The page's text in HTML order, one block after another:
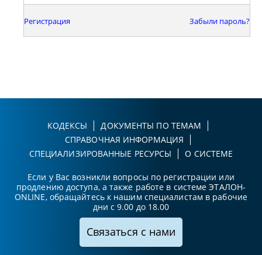
Регистрация Забыли пароль?
КОДЕКСЫ
ДОКУМЕНТЫ ПО ТЕМАМ
СПРАВОЧНАЯ ИНФОРМАЦИЯ
СПЕЦИАЛИЗИРОВАННЫЕ РЕСУРСЫ
О СИСТЕМЕ
Если у Вас возникли вопросы по регистрации или
продлению доступа, а также работе в системе ЭТАЛОН-
ONLINE, обращайтесь к нашим специалистам в рабочие
дни с 9.00 до 18.00
Связаться с нами